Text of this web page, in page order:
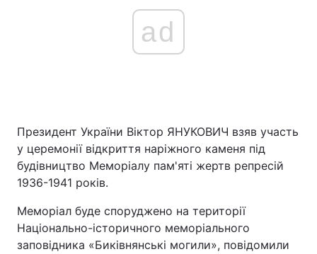
ad
Президент України Віктор ЯНУКОВИЧ взяв участь
у церемонії відкриття наріжного каменя під
будівництво Меморіалу пам'яті жертв репресій
1936-1941 років.
Меморіал буде споруджено на території
Національно-історичного меморіального
заповідника «Биківнянські могили», повідомили